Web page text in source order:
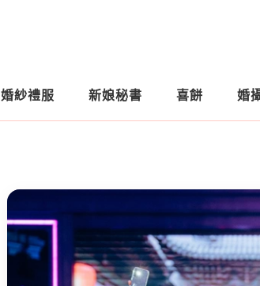
婚紗禮服 新娘秘書 喜餅 婚